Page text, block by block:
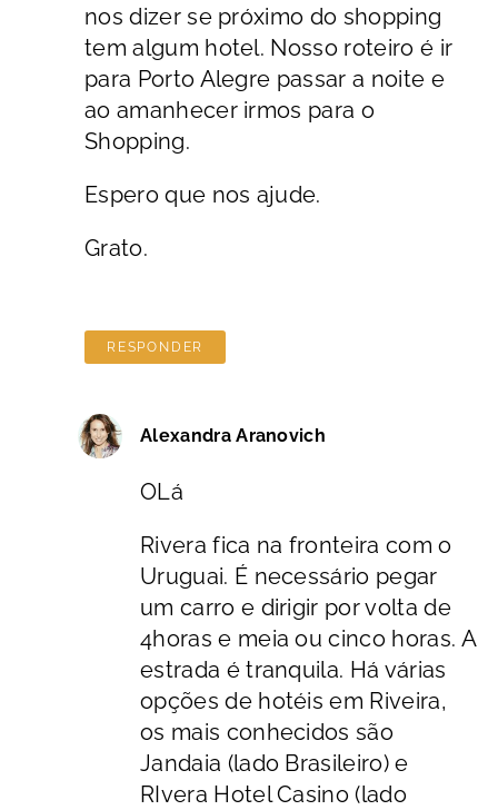
nos dizer se próximo do shopping
tem algum hotel. Nosso roteiro é ir
para Porto Alegre passar a noite e
ao amanhecer irmos para o
Shopping.
Espero que nos ajude.
Grato.
RESPONDER
Alexandra Aranovich
OLá
Rivera fica na fronteira com o
Uruguai. É necessário pegar
um carro e dirigir por volta de
4horas e meia ou cinco horas. A
estrada é tranquila. Há várias
opções de hotéis em Riveira,
os mais conhecidos são
Jandaia (lado Brasileiro) e
RIvera Hotel Casino (lado